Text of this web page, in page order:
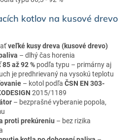
kotlov na kusové drevo
veľké kusy dreva (kusové drevo)
– dlhý čas horenia
až 92 % podľa typu – primárny aj
je predhrievaný na vysokú teplotu
– kotol podľa ČSN EN 303-
2015/1189
– bezprašné vyberanie popola,
proti prekúreniu – bez rizika